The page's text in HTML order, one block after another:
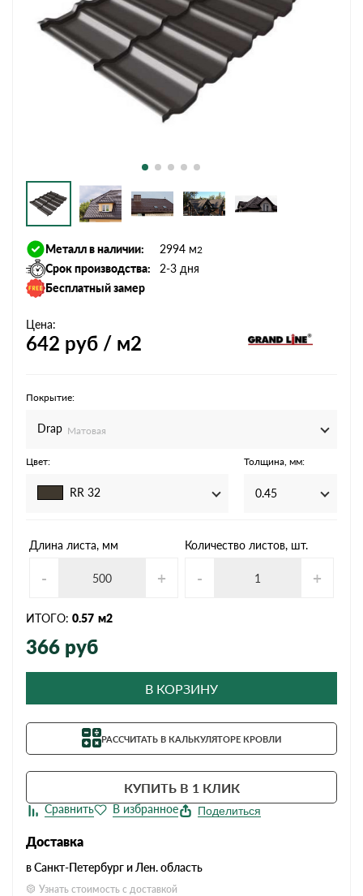
Металл в наличии: 2994 м2
Срок производства:
2-3 дня
Бесплатный замер
Цена:
642 руб / м2
Покрытие:
Drap Матовая
Цвет:
RR 32
Толщина, мм:
0.45
Длина листа, мм
- +
Количество листов, шт.
- +
ИТОГО: 0.57 м2
366 руб
В КОРЗИНУ
РАССЧИТАТЬ В КАЛЬКУЛЯТОРЕ КРОВЛИ
КУПИТЬ В 1 КЛИК
Поделиться
Доставка
в Санкт-Петербург и Лен. область
Узнать стоимость с доставкой